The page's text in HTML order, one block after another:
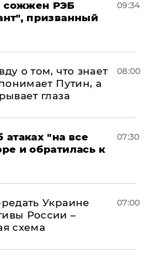
сожжен РЭБ
призванный
09:34
о том, что знает
Путин, а
глаза
08:00
атаках "на все
и обратилась к
07:30
Украине
России –
схема
07:00